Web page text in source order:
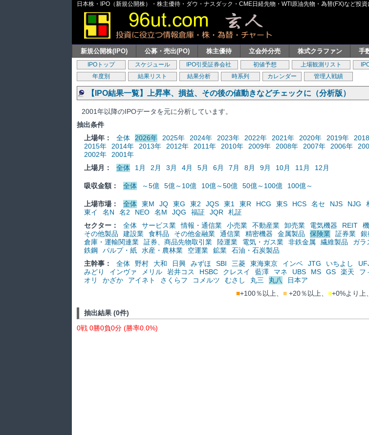
日本株・IPO（新規公開株）・株主優待・ダウ・ナスダック・CME日経先物・WTI原油先物・為替(FX)など投
新規公開株(IPO) 公募・売出(PO) 株主優待 立会外分売 株式クラファン 手
IPOトップ スケジュール IPO引受証券会社 初値予想 上場観測リスト
年度別
結果リスト 結果分析 時系列 カレンダー 管理人戦績
【IPO結果一覧】上昇率、損益、その後の値動きなどチェックに（分析版）
2001年以降のIPOデータを元に分析しています。
抽出条件
上場年：
全体 2026年 2025年 2024年 2023年 2022年 2021年 2020年 2019年
2015年
2014年 2013年 2012年 2011年 2010年 2009年 2008年 2007年 2006年
2002年
2001年
上場月：
全体 1月 2月 3月 4月 5月 6月 7月 8月 9月 10月 11月 12月
吸収金額： 全体 ～5億 5億～10億 10億～50億 50億～100億 100億～
上場市場： 全体 東M JQ 東G 東2 JQS 東1 東R HCG 東S HCS 名セ NJS NJG
東イ
名N 名2 NEO 名M JQG 福証 JQR
札証
セクター：
全体 サービス業 情報・通信業 小売業 不動産業 卸売業 電気機器 REIT
その他製品
建設業 食料品 その他金融業 通信業 精密機器 金属製品 保険業 証券業 銀
倉庫・運輸関連業
証券、商品先物取引業 陸運業 電気・ガス業 非鉄金属 繊維製品 ガラ
鉄鋼
パルプ・紙 水産・農林業 空運業 鉱業
石油・石炭製品
主幹事：
全体 野村 大和 日興 みずほ SBI 三菱 東海東京 インベ JTG いちよし
みどり
インヴァ メリル 岩井コス HSBC クレスイ 藍澤 マネ UBS MS GS 楽天 フ
オリ
かざか アイネト さくらフ コメルツ むさし 丸三 丸八
日本ア
■+100％以上、 ■+20％以上、 ■+0%より上
抽出結果 (0件)
0戦 0勝0負0分 (勝率0.0%)